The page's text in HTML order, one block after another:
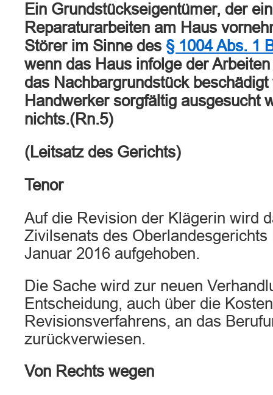
Ein Grundstückseigentümer, der
Reparaturarbeiten am Haus
Störer im Sinne des § 1004 Abs. 1
wenn das Haus infolge der
das Nachbargrundstück
Handwerker sorgfältig ausgesucht
nichts.(Rn.5)
(Leitsatz des Gerichts)
Tenor
Auf die Revision der Klägerin wird
Zivilsenats des
Januar 2016 aufgehoben.
Die Sache wird zur neuen
Entscheidung, auch über die
Revisionsverfahrens, an das
zurückverwiesen.
Von Rechts wegen